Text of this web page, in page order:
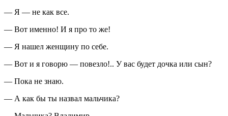
— Я — не как все.
— Вот именно! И я про то же!
— Я нашел женщину по себе.
— Вот и я говорю — повезло!.. У вас будет дочка или сын?
— Пока не знаю.
— А как бы ты назвал мальчика?